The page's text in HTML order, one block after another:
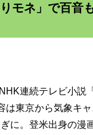
モネ」で百音
連続テレビ小説
は東京から気象キ
に。登米出身の漫